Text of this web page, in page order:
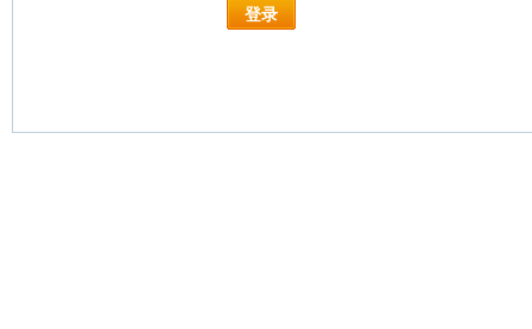
登录